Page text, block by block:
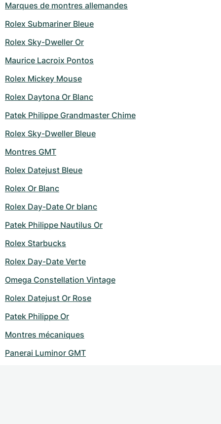
Marques de montres allemandes
Rolex Submariner Bleue
Rolex Sky-Dweller Or
Maurice Lacroix Pontos
Rolex Mickey Mouse
Rolex Daytona Or Blanc
Patek Philippe Grandmaster Chime
Rolex Sky-Dweller Bleue
Montres GMT
Rolex Datejust Bleue
Rolex Or Blanc
Rolex Day-Date Or blanc
Patek Philippe Nautilus Or
Rolex Starbucks
Rolex Day-Date Verte
Omega Constellation Vintage
Rolex Datejust Or Rose
Patek Philippe Or
Montres mécaniques
Panerai Luminor GMT